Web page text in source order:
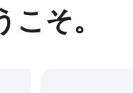
そ。